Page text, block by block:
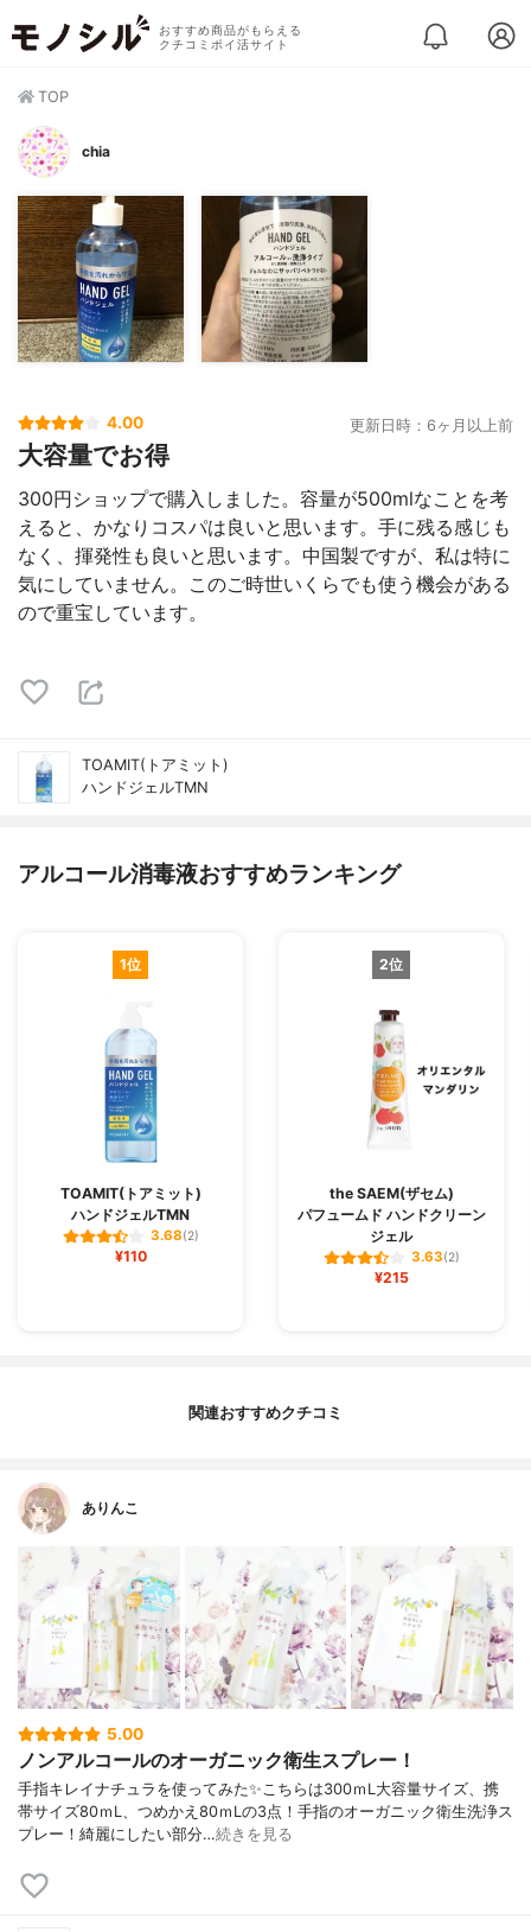
おすすめ商品がもらえる
クチコミポイ活サイト
TOP
chia
4.00 更新日時：6ヶ月以上前
大容量でお得
300円ショップで購入しました。容量が500mlなことを考
えると、かなりコスパは良いと思います。手に残る感じも
なく、揮発性も良いと思います。中国製ですが、私は特に
気にしていません。このご時世いくらでも使う機会がある
ので重宝しています。
TOAMIT(トアミット)
ハンドジェルTMN
アルコール消毒液おすすめランキング
1位
TOAMIT(トアミット)
ハンドジェルTMN
3.68(2)
¥110
2位
the SAEM(ザセム)
パフュームド ハンドクリーン
ジェル
3.63(2)
¥215
関連おすすめクチコミ
ありんこ
5.00
ノンアルコールのオーガニック衛生スプレー！
手指キレイナチュラを使ってみた✨こちらは300ｍL大容量サイズ、携
帯サイズ80ｍL、つめかえ80ｍLの3点！手指のオーガニック衛生洗浄ス
プレー！綺麗にしたい部分…続きを見る